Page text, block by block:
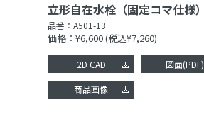
品番：A501-13
価格：¥6,600(税込¥7,260)
2D CAD 図面(PDF)
商品画像